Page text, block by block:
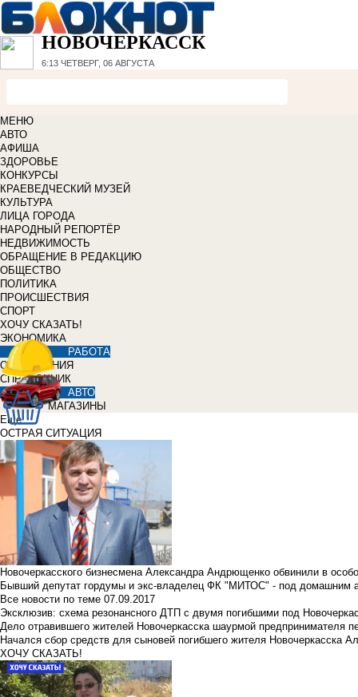
НОВОЧЕРКАССК
6:13 ЧЕТВЕРГ, 06 АВГУСТА
МЕНЮ
АВТО
АФИША
ЗДОРОВЬЕ
КОНКУРСЫ
КРАЕВЕДЧЕСКИЙ МУЗЕЙ
КУЛЬТУРА
ЛИЦА ГОРОДА
НАРОДНЫЙ РЕПОРТЁР
НЕДВИЖИМОСТЬ
ОБРАЩЕНИЕ В РЕДАКЦИЮ
ОБЩЕСТВО
ПОЛИТИКА
ПРОИСШЕСТВИЯ
СПОРТ
ХОЧУ СКАЗАТЬ!
ЭКОНОМИКА
РАБОТА
ОБЪЯВЛЕНИЯ
СПРАВОЧНИК
АВТО
МАГАЗИНЫ
Еще
ОСТРАЯ СИТУАЦИЯ
Новочеркасского бизнесмена Александра Андрющенко обвинили в
Бывший депутат гордумы и экс-владелец ФК "МИТОС" - под домашним
Все новости по теме 07.09.2017
Эксклюзив: схема резонансного ДТП с двумя погибшими под
Дело отравившего жителей Новочеркасска шаурмой предпринимателя
Начался сбор средств для сыновей погибшего жителя Новочеркасска
ХОЧУ СКАЗАТЬ!